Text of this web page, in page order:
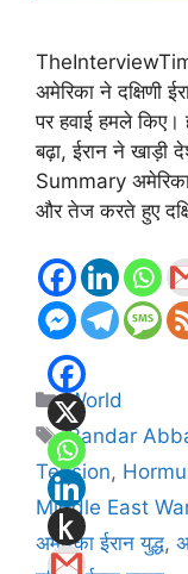
अमेरिका ने दक्षिणी
पर हवाई हमले
बढ़ा, ईरान ने खाड़ी
Summary
और तेज करते हुए
Categories
World
Tags
Bandar
Tension,
Middle East
अमेरिका ईरान युद्ध,